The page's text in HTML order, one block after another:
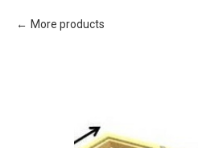
More products